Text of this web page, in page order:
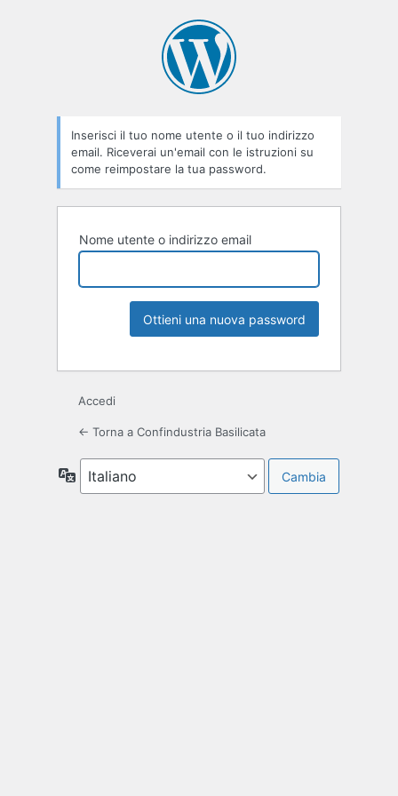
Inserisci il tuo nome utente o il tuo indirizzo
email. Riceverai un'email con le istruzioni su
come reimpostare la tua password.
Nome utente o indirizzo email
Accedi
← Torna a Confindustria Basilicata
Lingua